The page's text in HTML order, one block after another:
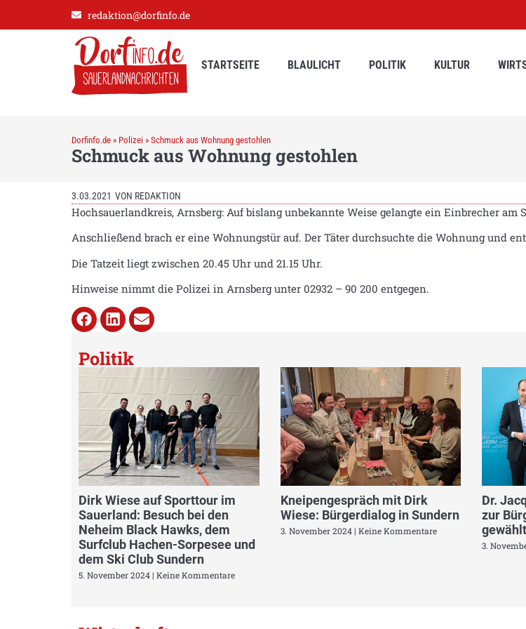
redaktion@dorfinfo.de
STARTSEITE BLAULICHT POLITIK KULTUR
Dorfinfo.de » Polizei » Schmuck aus Wohnung gestohlen
Schmuck aus Wohnung gestohlen
3.03.2021 VON REDAKTION
Hochsauerlandkreis, Arnsberg: Auf bislang unbekannte Weise gelangte ein Einbrecher
Anschließend brach er eine Wohnungstür auf. Der Täter durchsuchte die Wohnung und
Die Tatzeit liegt zwischen 20.45 Uhr und 21.15 Uhr.
Hinweise nimmt die Polizei in Arnsberg unter 02932 – 90 200 entgegen.
Politik
Dirk Wiese auf Sporttour im
Sauerland: Besuch bei den
Neheim Black Hawks, dem
Surfclub Hachen-Sorpesee und
dem Ski Club Sundern
5. November 2024 Keine Kommentare
Kneipengespräch mit Dirk
Wiese: Bürgerdialog in Sundern
3. November 2024 Keine Kommentare
Dr.
zur
gewählt
3.